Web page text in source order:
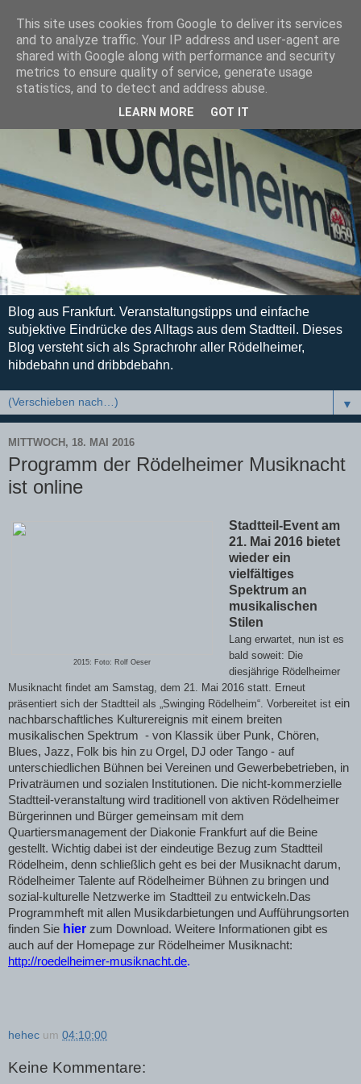
Blog aus Frankfurt. Veranstaltungstipps und einfache
subjektive Eindrücke des Alltags aus dem Stadtteil. Dieses
Blog versteht sich als Sprachrohr aller Rödelheimer,
hibdebahn und dribbdebahn.
▼
MITTWOCH, 18. MAI 2016
Programm der Rödelheimer Musiknacht
ist online
2015: Foto: Rolf Oeser
Stadtteil-Event am
21. Mai 2016 bietet
wieder ein
vielfältiges
Spektrum an
musikalischen
Stilen
Lang erwartet, nun ist es
bald soweit: Die
diesjährige Rödelheimer
Musiknacht findet am Samstag, dem 21. Mai 2016 statt. Erneut
präsentiert sich der Stadtteil als „Swinging Rödelheim“. Vorbereitet ist ein
nachbarschaftliches Kulturereignis mit einem breiten
musikalischen Spektrum - von Klassik über Punk, Chören,
Blues, Jazz, Folk bis hin zu Orgel, DJ oder Tango - auf
unterschiedlichen Bühnen bei Vereinen und Gewerbebetrieben, in
Privaträumen und sozialen Institutionen. Die nicht-kommerzielle
Stadtteil-veranstaltung wird traditionell von aktiven Rödelheimer
Bürgerinnen und Bürger gemeinsam mit dem
Quartiersmanagement der Diakonie Frankfurt auf die Beine
gestellt. Wichtig dabei ist der eindeutige Bezug zum Stadtteil
Rödelheim, denn schließlich geht es bei der Musiknacht darum,
Rödelheimer Talente auf Rödelheimer Bühnen zu bringen und
sozial-kulturelle Netzwerke im Stadtteil zu entwickeln.Das
Programmheft mit allen Musikdarbietungen und Aufführungsorten
finden Sie hier zum Download. Weitere Informationen gibt es
auch auf der Homepage zur Rödelheimer Musiknacht:
http://roedelheimer-musiknacht.de.
hehec um 04:10:00
Keine Kommentare:
This site uses cookies from Google to deliver its services
and to analyze traffic. Your IP address and user-agent are
shared with Google along with performance and security
metrics to ensure quality of service, generate usage
statistics, and to detect and address abuse.
LEARN MORE GOT IT